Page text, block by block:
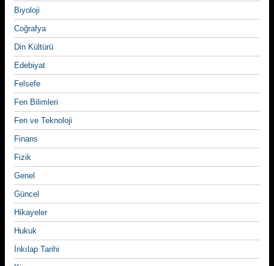
Biyoloji
Coğrafya
Din Kültürü
Edebiyat
Felsefe
Fen Bilimleri
Fen ve Teknoloji
Finans
Fizik
Genel
Güncel
Hikayeler
Hukuk
İnkılap Tarihi